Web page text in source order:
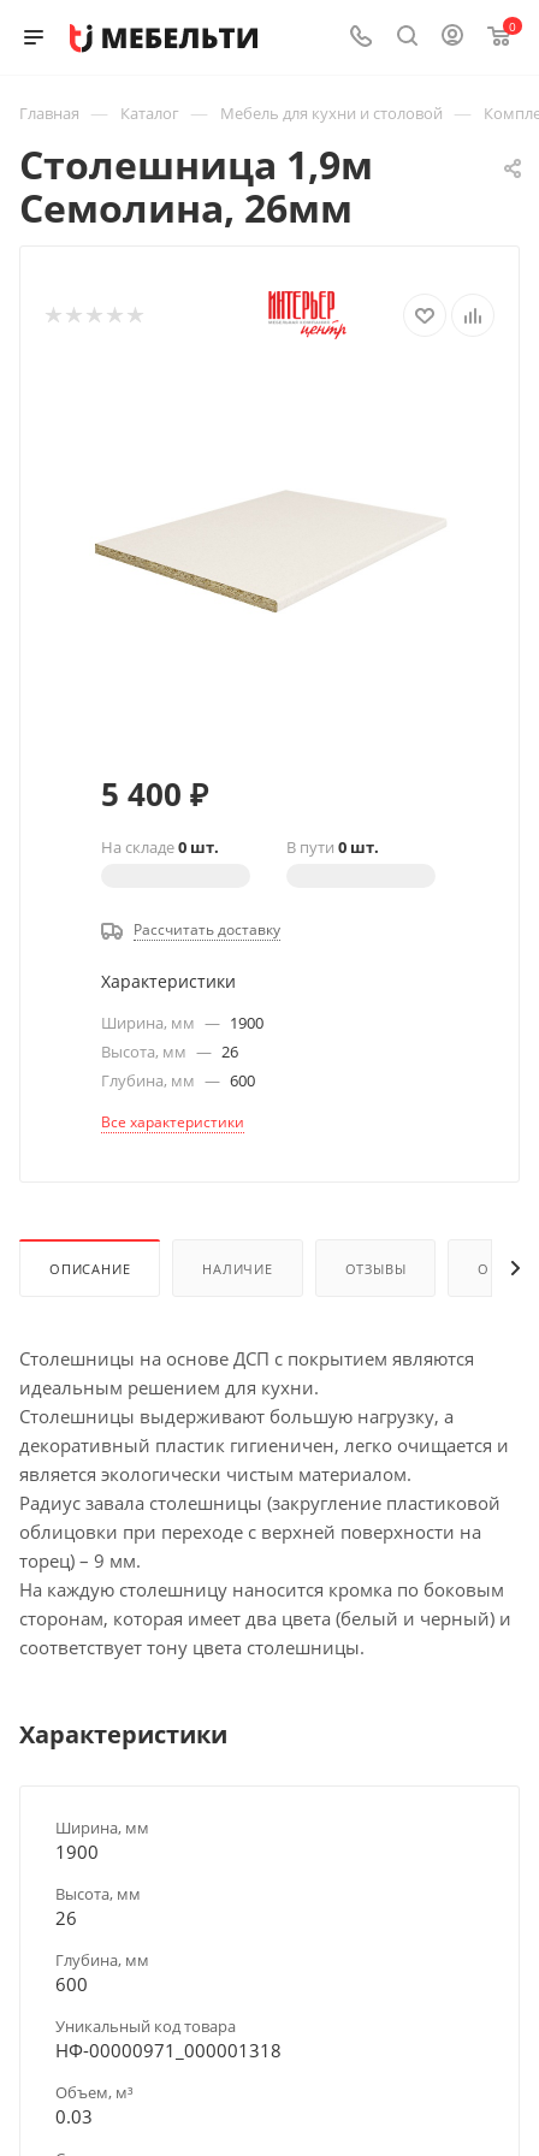
0
Главная — Каталог — Мебель для кухни и столовой —
Столешница 1,9м
Семолина, 26мм
5 400 ₽
На складе0 шт. В пути 0 шт.
Рассчитать доставку
Характеристики
Ширина, мм — 1900
Высота, мм — 26
Глубина, мм — 600
Все характеристики
ОПИСАНИЕ НАЛИЧИЕ ОТЗЫВЫ ОПЛАТА
Столешницы на основе ДСП с покрытием являются
идеальным решением для кухни.
Столешницы выдерживают большую нагрузку, а
декоративный пластик гигиеничен, легко очищается и
является экологически чистым материалом.
Радиус завала столешницы (закругление пластиковой
облицовки при переходе с верхней поверхности на
торец) – 9 мм.
На каждую столешницу наносится кромка по боковым
сторонам, которая имеет два цвета (белый и черный) и
соответствует тону цвета столешницы.
Характеристики
Ширина, мм
1900
Высота, мм
26
Глубина, мм
600
Уникальный код товара
НФ-00000971_000001318
Объем, м³
0.03